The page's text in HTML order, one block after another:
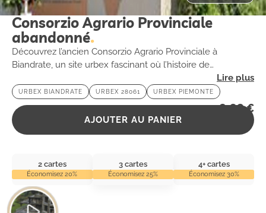
Consorzio Agrario Provinciale
abandonné
Découvrez l’ancien Consorzio Agrario Provinciale à
Biandrate, un site urbex fascinant où l’histoire de
l’agriculture locale se mêle à la beauté du délabrement. 🌾
URBEX BIANDRATE URBEX 28061 URBEX PIEMONTE
2,99€
AJOUTER AU PANIER
2 cartes
Économisez 20%
3 cartes
Économisez 25%
4+ cartes
Économisez 30%